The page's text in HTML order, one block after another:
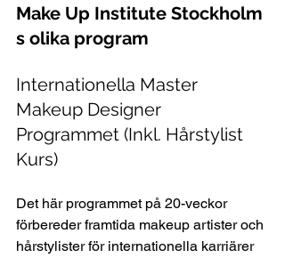
Make Up Institute Stockholm
s olika program
Internationella Master
Makeup Designer
Programmet (Inkl. Hårstylist
Kurs)
Det här programmet på 20-veckor
förbereder framtida makeup artister och
hårstylister för internationella karriärer